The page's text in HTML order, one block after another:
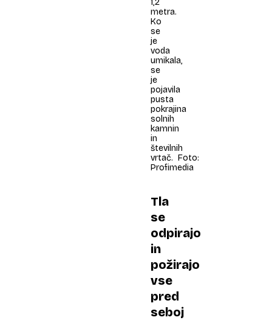
metra.
Ko
se
je
voda
umikala,
se
je
pojavila
pusta
pokrajina
solnih
kamnin
in
številnih
vrtač. Foto:
Profimedia
Tla
se
odpirajo
in
požirajo
vse
pred
seboj